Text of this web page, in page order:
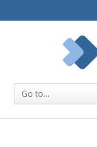
Go to...